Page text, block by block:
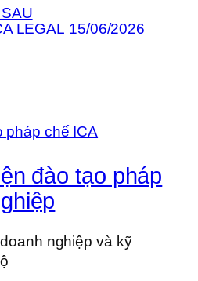
LEGAL 15/06/2026
đào tạo pháp
nghiệp và kỹ